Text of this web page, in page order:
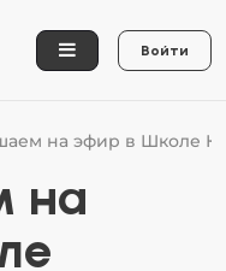
Войти
на эфир в Школе
на